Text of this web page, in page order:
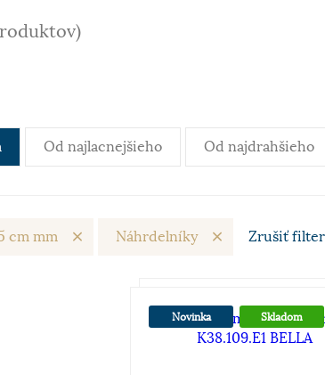
Od najlacnejšieho Od najdrahšieho
cm mm Náhrdelníky Zrušiť filter
Novinka Skladom